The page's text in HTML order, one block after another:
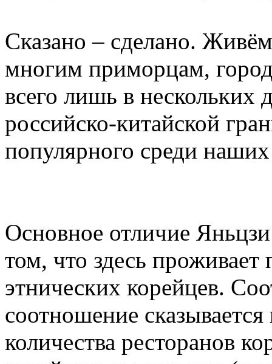
Сказано – сделано.
многим приморцам,
всего лишь в нескольких
российско-китайской
популярного среди
Основное отличие
том, что здесь
этнических корейцев.
соотношение
количества ресторанов